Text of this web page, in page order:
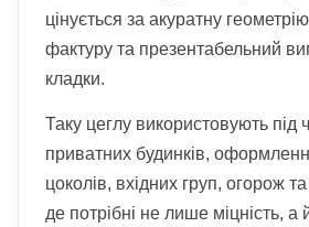
цінується за акуратну
фактуру та презентабельний
кладки.
Таку цеглу використовують під
приватних будинків,
цоколів, вхідних груп, огорож та
де потрібні не лише міцність, а